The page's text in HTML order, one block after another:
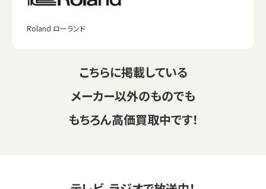
Roland ローランド
こちらに掲載している
メーカー以外のものでも
もちろん高価買取中です！